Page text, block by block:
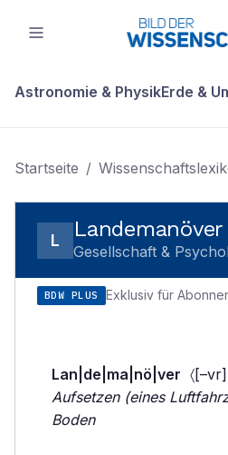
Astronomie & PhysikErde &
Startseite /
L Landemanöver
Gesellschaft &
BDW PLUS Exklusiv für
Lan|de|ma|nö|ver
Aufsetzen (eines
Boden